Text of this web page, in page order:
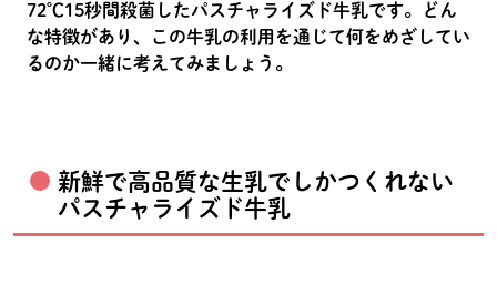
72℃15秒間殺菌したパスチャライズド牛乳です。どん
な特徴があり、この牛乳の利用を通じて何をめざしてい
るのか一緒に考えてみましょう。
新鮮で高品質な生乳でしかつくれない
パスチャライズド牛乳